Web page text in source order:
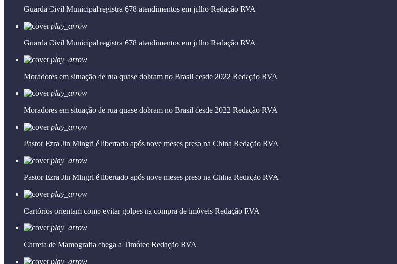
Guarda Civil Municipal registra 678 atendimentos em julho Redação RVA
play_arrow
Guarda Civil Municipal registra 678 atendimentos em julho Redação RVA
play_arrow
Moradores em situação de rua quase dobram no Brasil desde 2022 Redação RVA
play_arrow
Moradores em situação de rua quase dobram no Brasil desde 2022 Redação RVA
play_arrow
Pastor Ezra Jin Mingri é libertado após nove meses preso na China Redação RVA
play_arrow
Pastor Ezra Jin Mingri é libertado após nove meses preso na China Redação RVA
play_arrow
Cartórios orientam como evitar golpes na compra de imóveis Redação RVA
play_arrow
Carreta de Mamografia chega a Timóteo Redação RVA
play_arrow